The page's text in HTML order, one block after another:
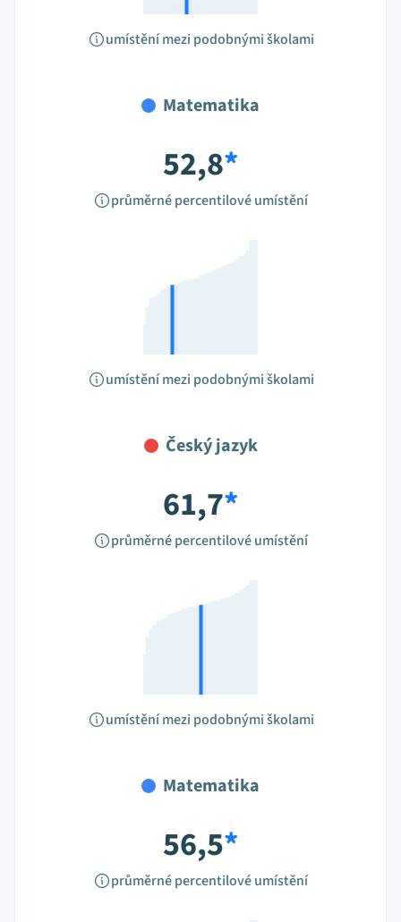
umístění mezi podobnými školami
Matematika
52,8*
průměrné percentilové umístění
umístění mezi podobnými školami
Český jazyk
61,7*
průměrné percentilové umístění
umístění mezi podobnými školami
Matematika
56,5*
průměrné percentilové umístění